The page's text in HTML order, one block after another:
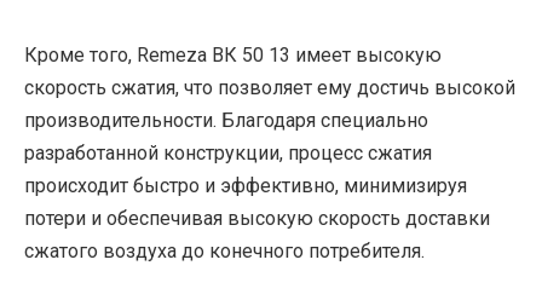
Кроме того, Remeza ВК 50 13 имеет высокую
скорость сжатия, что позволяет ему достичь высокой
производительности. Благодаря специально
разработанной конструкции, процесс сжатия
происходит быстро и эффективно, минимизируя
потери и обеспечивая высокую скорость доставки
сжатого воздуха до конечного потребителя.